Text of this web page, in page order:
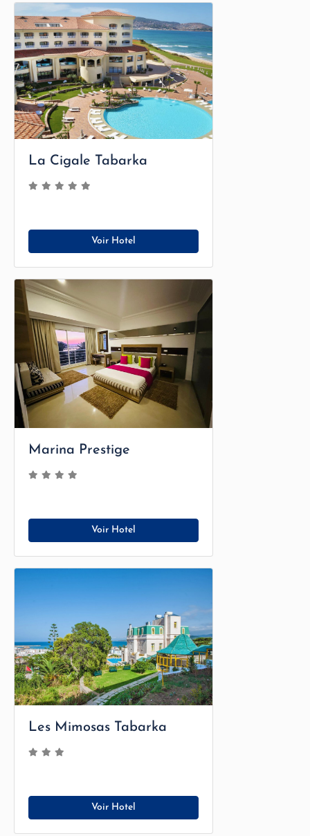
La Cigale Tabarka
Voir Hotel
Marina Prestige
Voir Hotel
Les Mimosas Tabarka
Voir Hotel